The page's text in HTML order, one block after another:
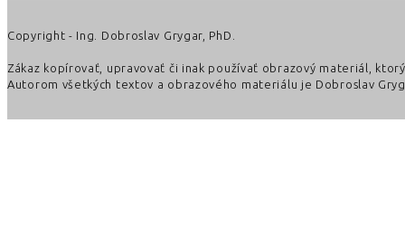
Copyright - Ing. Dobroslav Grygar, PhD.
Zákaz kopírovať, upravovať či inak používať obrazový materiál,
Autorom všetkých textov a obrazového materiálu je Dobroslav